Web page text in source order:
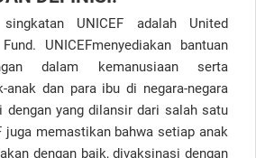
UNICEF adalah United
UNICEFmenyediakan bantuan
dalam kemanusiaan serta
anak dan para ibu di negara-negara
dengan yang dilansir dari salah satu
juga memastikan bahwa setiap anak
dengan baik, divaksinasi dengan